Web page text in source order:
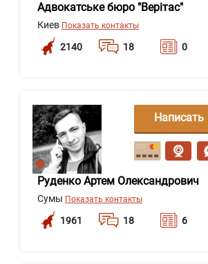
Адвокатське бюро "Верітас"
Киев Показать контакты
2140 18 0
Руденко Артем Олександрович
Сумы Показать контакты
1961 18 6
Написать
сообщение